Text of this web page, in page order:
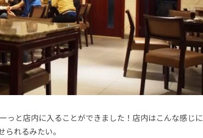
っと店内に入ることができました！店内はこんな感じに
れるみたい。